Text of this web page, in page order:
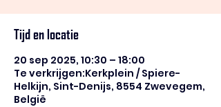
Tijd en locatie
20 sep 2025, 10:30 – 18:00
Te verkrijgen:Kerkplein / Spiere-
Helkijn, Sint-Denijs, 8554 Zwevegem,
België